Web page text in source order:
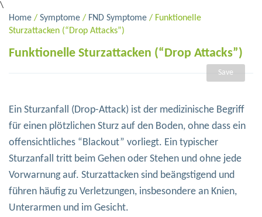
\
Home / Symptome / FND Symptome / Funktionelle
Sturzattacken (“Drop Attacks”)
Funktionelle Sturzattacken (“Drop Attacks”)
Save
Ein Sturzanfall (Drop-Attack) ist der medizinische Begriff
für einen plötzlichen Sturz auf den Boden, ohne dass ein
offensichtliches “Blackout” vorliegt. Ein typischer
Sturzanfall tritt beim Gehen oder Stehen und ohne jede
Vorwarnung auf. Sturzattacken sind beängstigend und
führen häufig zu Verletzungen, insbesondere an Knien,
Unterarmen und im Gesicht.